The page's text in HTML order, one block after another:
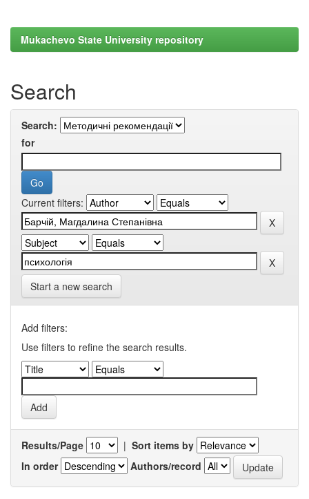
Mukachevo State University repository
Search
Search:
for
Current filters:
Start a new search
Add filters:
Use filters to refine the search results.
Results/Page | Sort items by
In order
Authors/record